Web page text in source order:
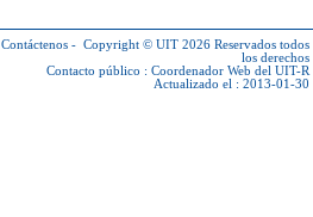
Contáctenos - Copyright © UIT 2026 Reservados todos
los derechos
Contacto público : Coordenador Web del UIT-R
Actualizado el : 2013-01-30